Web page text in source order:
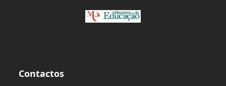
Contactos